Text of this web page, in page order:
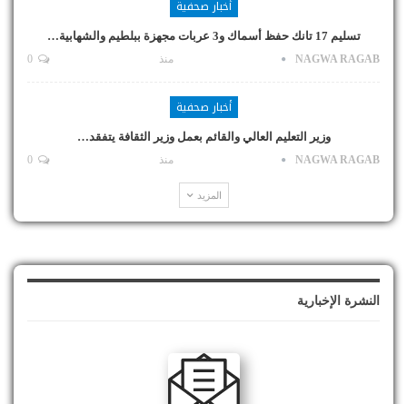
أخبار صحفية
تسليم 17 تانك حفظ أسماك و3 عربات مجهزة ببلطيم والشهابية…
NAGWA RAGAB منذ
أخبار صحفية
وزير التعليم العالي والقائم بعمل وزير الثقافة يتفقد…
NAGWA RAGAB منذ
المزيد
النشرة الإخبارية